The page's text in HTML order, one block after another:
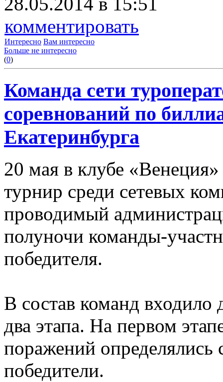
комментировать
Интересно Вам интересно
Больше не интересно
(0)
Команда сети
соревнований по
Екатеринбурга
20 мая в клубе
турнир среди сетевых
проводимый
полуночи команды-
победителя.
В состав команд входило
два этапа. На первом
поражений
победители.